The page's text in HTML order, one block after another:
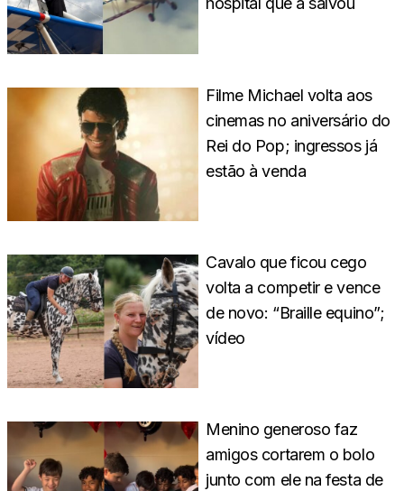
Filme Michael volta aos
cinemas no aniversário do
Rei do Pop; ingressos já
estão à venda
Cavalo que ficou cego
volta a competir e vence
de novo: “Braille equino”;
vídeo
Menino generoso faz
amigos cortarem o bolo
junto com ele na festa de